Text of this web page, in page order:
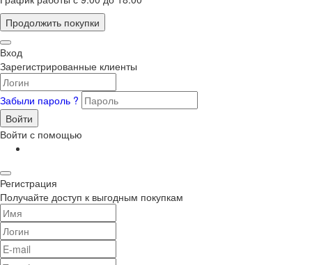
Продолжить покупки
Вход
Зарегистрированные клиенты
Забыли пароль ?
Войти
Войти с помощью
Регистрация
Получайте доступ к выгодным покупкам